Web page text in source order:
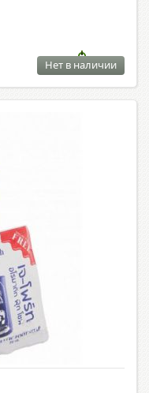
Нет в наличии